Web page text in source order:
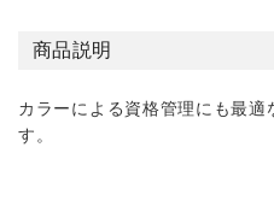
商品説明
カラーによる資格管理にも最
す。